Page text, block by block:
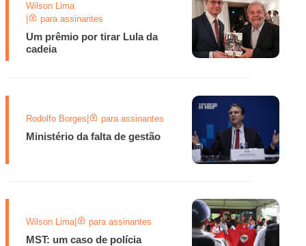
Wilson Lima
para assinantes
Um prêmio por tirar Lula da
cadeia
Rodolfo Borges| para assinantes
Ministério da falta de gestão
Wilson Lima| para assinantes
MST: um caso de polícia